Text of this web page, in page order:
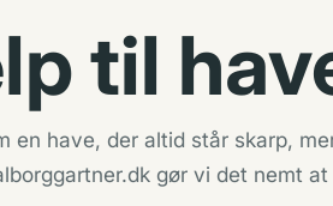
til
en have, der altid står skarp,
gør vi det nemt